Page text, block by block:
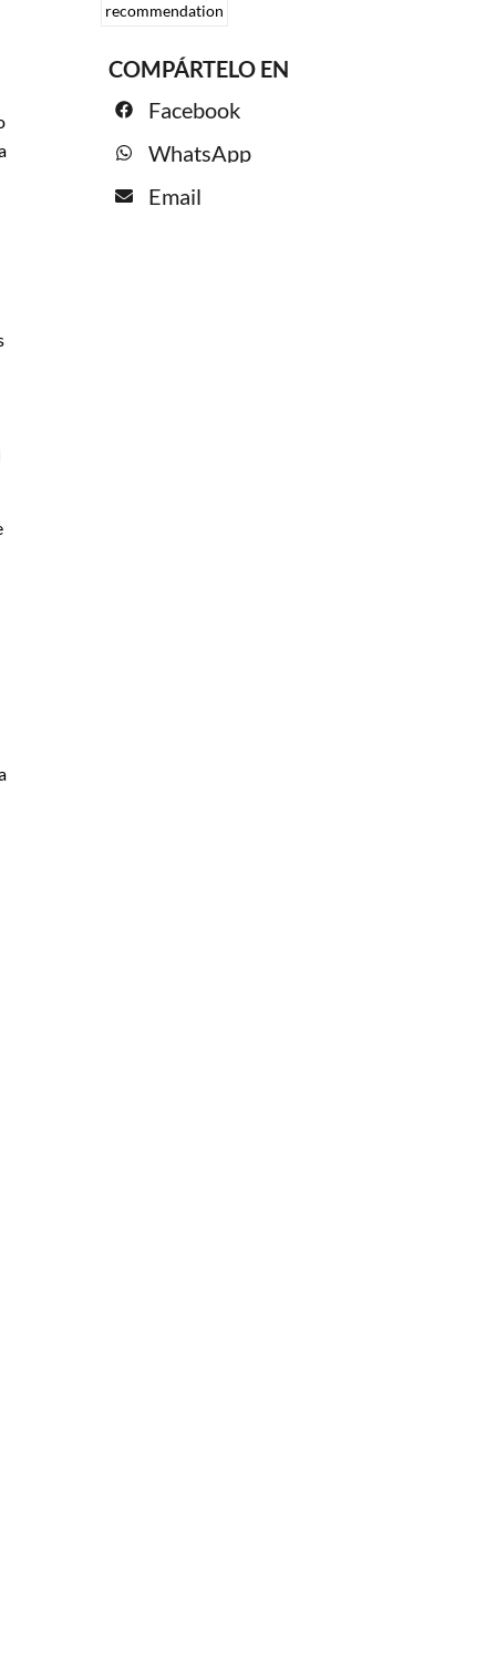
recommendation
COMPÁRTELO EN
Facebook
WhatsApp
Email